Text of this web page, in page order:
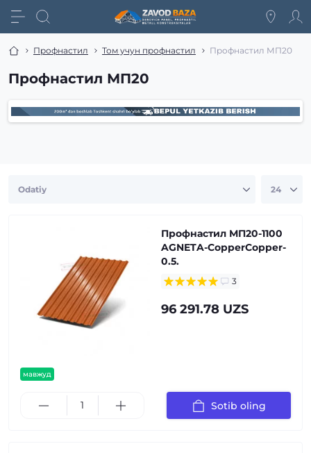
Профнастил Том учун профнастил Профнастил МП20
Профнастил МП20
мавжуд
Профнастил МП20-1100
AGNETA-CopperCopper-
0.5.
3
96 291.78 UZS
Sotib oling